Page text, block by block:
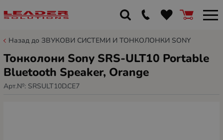
Назад до ЗВУКОВИ СИСТЕМИ И ТОНКОЛОНКИ SONY
Тонколони Sony SRS-ULT10 Portable
Bluetooth Speaker, Orange
Арт.№: SRSULT10D.CE7